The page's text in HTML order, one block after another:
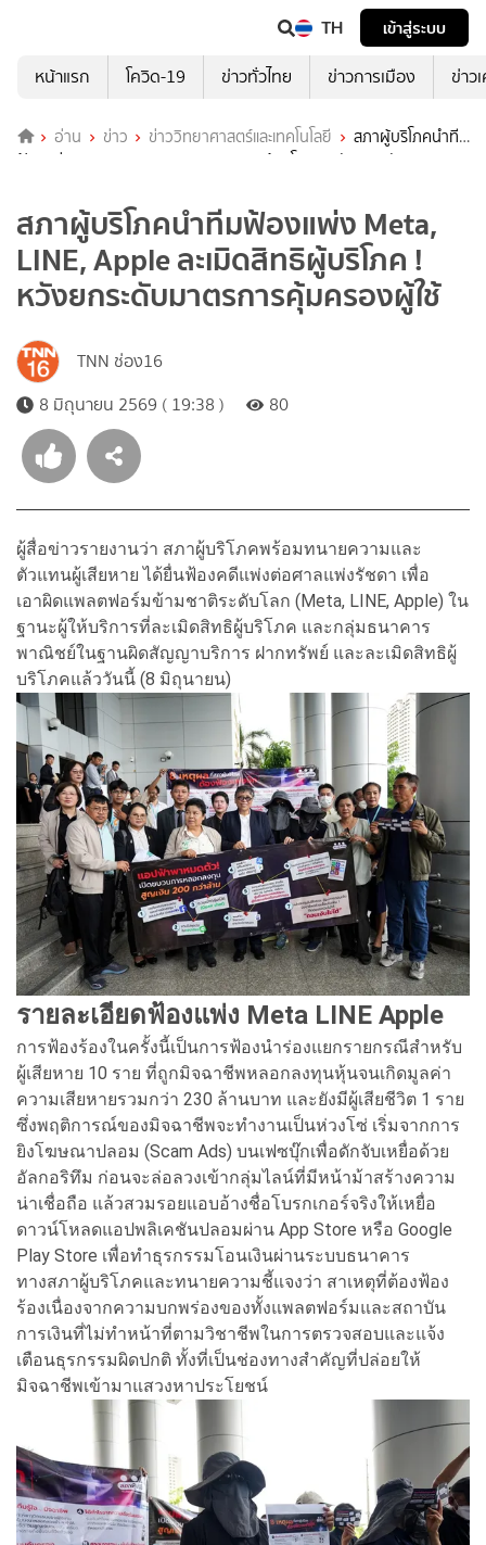
TH
เข้าสู่ระบบ
หน้าแรก
โควิด-19 ข่าวทั่วไทย ข่าวการเมือง ข่าว
อ่าน ข่าว ข่าววิทยาศาสตร์และเทคโนโลยี
สภาผู้บริโภคนำทีม
ฟ้องแพ่ง Meta, LINE, Apple ละเมิดสิทธิผู้บริโภค ! หวังยกระดับมาตรการ
สภาผู้บริโภคนำทีมฟ้องแพ่ง Meta,
LINE, Apple ละเมิดสิทธิผู้บริโภค !
หวังยกระดับมาตรการคุ้มครองผู้ใช้
TNN ช่อง16
8 มิถุนายน 2569 ( 19:38 )
80
ผู้สื่อข่าวรายงานว่า สภาผู้บริโภคพร้อมทนายความและ
ตัวแทนผู้เสียหาย ได้ยื่นฟ้องคดีแพ่งต่อศาลแพ่งรัชดา เพื่อ
เอาผิดแพลตฟอร์มข้ามชาติระดับโลก (Meta, LINE, Apple) ใน
ฐานะผู้ให้บริการที่ละเมิดสิทธิผู้บริโภค และกลุ่มธนาคาร
พาณิชย์ในฐานผิดสัญญาบริการ ฝากทรัพย์ และละเมิดสิทธิผู้
บริโภคแล้ววันนี้ (8 มิถุนายน)
รายละเอียดฟ้องแพ่ง Meta LINE Apple
การฟ้องร้องในครั้งนี้เป็นการฟ้องนำร่องแยกรายกรณีสำหรับ
ผู้เสียหาย 10 ราย ที่ถูกมิจฉาชีพหลอกลงทุนหุ้นจนเกิดมูลค่า
ความเสียหายรวมกว่า 230 ล้านบาท และยังมีผู้เสียชีวิต 1 ราย
ซึ่งพฤติการณ์ของมิจฉาชีพจะทำงานเป็นห่วงโซ่ เริ่มจากการ
ยิงโฆษณาปลอม (Scam Ads) บนเฟซบุ๊กเพื่อดักจับเหยื่อด้วย
อัลกอริทึม ก่อนจะล่อลวงเข้ากลุ่มไลน์ที่มีหน้าม้าสร้างความ
น่าเชื่อถือ แล้วสวมรอยแอบอ้างชื่อโบรกเกอร์จริงให้เหยื่อ
ดาวน์โหลดแอปพลิเคชันปลอมผ่าน App Store หรือ Google
Play Store เพื่อทำธุรกรรมโอนเงินผ่านระบบธนาคาร
ทางสภาผู้บริโภคและทนายความชี้แจงว่า สาเหตุที่ต้องฟ้อง
ร้องเนื่องจากความบกพร่องของทั้งแพลตฟอร์มและสถาบัน
การเงินที่ไม่ทำหน้าที่ตามวิชาชีพในการตรวจสอบและแจ้ง
เตือนธุรกรรมผิดปกติ ทั้งที่เป็นช่องทางสำคัญที่ปล่อยให้
มิจฉาชีพเข้ามาแสวงหาประโยชน์